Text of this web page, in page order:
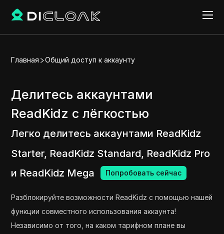
Главная Общий доступ к аккаунту
Делитесь аккаунтами
ReadKidz с лёгкостью
Легко делитесь аккаунтами ReadKidz
Starter, ReadKidz Standard, ReadKidz Pro
и ReadKidz Mega
Попробовать сейчас
Разблокируйте возможности ReadKidz с помощью нашей
функции совместного использования аккаунта!
Независимо от того, на каком тарифном плане вы